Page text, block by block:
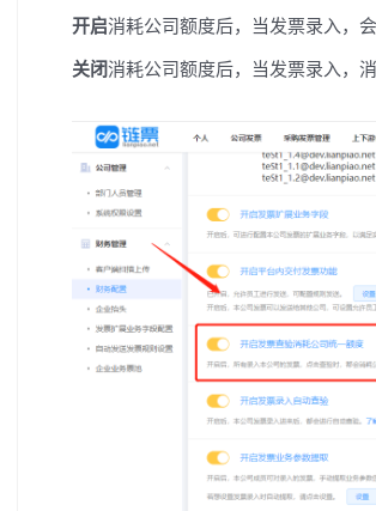
开启消耗公司额度后，当发票录入，
关闭消耗公司额度后，当发票录入，